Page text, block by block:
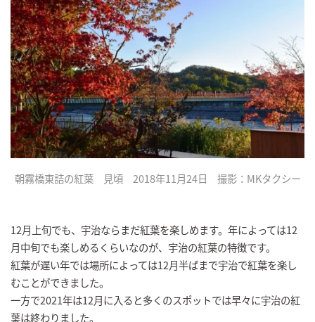
朝霧橋東詰の紅葉 見頃 2018年11月24日 撮影：MKタクシー
12月上旬でも、宇治ならまだ紅葉を楽しめます。年によっては12
月中旬でも楽しめるくらいなのが、宇治の紅葉の特徴です。
紅葉が遅い年では場所によっては12月半ばまで宇治で紅葉を楽し
むことができました。
一方で2021年は12月に入ると多くのスポットでは早々に宇治の紅
葉は終わりました。